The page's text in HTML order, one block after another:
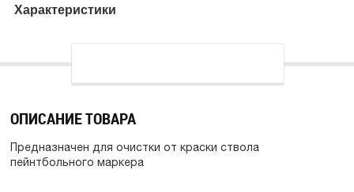
Характеристики
ОПИСАНИЕ ТОВАРА
Предназначен для очистки от краски ствола
пейнтбольного маркера